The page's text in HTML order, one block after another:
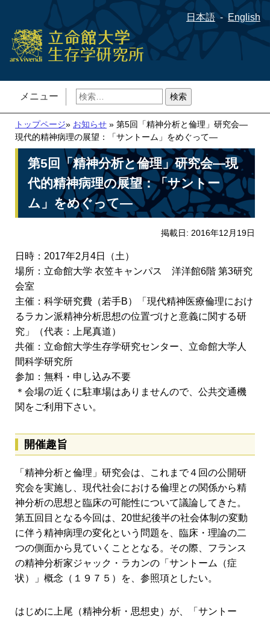
日本語 English
メニュー
検
索:
トップページ» お知らせ » 第5回「精神分析と倫理」研究会—
現代的精神病理の展望：「サントーム」をめぐって―
第5回「精神分析と倫理」研究会—現
代的精神病理の展望：「サントー
ム」をめぐって―
掲載日: 2016年12月19日
日時：2017年2月4日（土）
場所：立命館大学 衣笠キャンパス 洋洋館6階 第3研究
会室
主催：科学研究費（若手B）「現代精神医療倫理におけ
るラカン派精神分析思想の位置づけと意義に関する研
究」（代表：上尾真道）
共催：立命館大学生存学研究センター、立命館大学人
間科学研究所
参加：無料・申し込み不要
＊会場の近くに駐車場はありませんので、公共交通機
関をご利用下さい。
開催趣旨
「精神分析と倫理」研究会は、これまで４回の公開研
究会を実施し、現代社会における倫理との関係から精
神分析の思想と臨床の可能性について議論してきた。
第五回目となる今回は、20世紀後半の社会体制の変動
に伴う精神病理の変化という問題を、臨床・理論の二
つの側面から見ていくこととなる。その際、フランス
の精神分析家ジャック・ラカンの「サントーム（症
状）」概念（１９７５）を、参照項としたい。
はじめに上尾（精神分析・思想史）が、「サントー